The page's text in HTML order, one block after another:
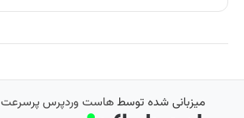
میزبانی شده توسطهاست وردپرس پرسرعت